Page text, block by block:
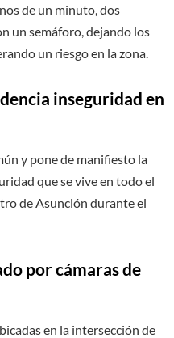
de un minuto, dos
un semáforo, dejando los
un riesgo en la zona.
inseguridad en
y pone de manifiesto la
que se vive en todo el
de Asunción durante el
por cámaras de
en la intersección de